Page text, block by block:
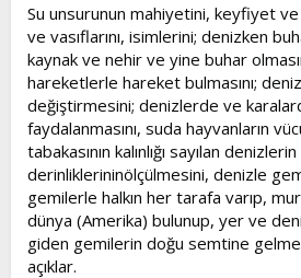
Su unsurunun mahiyetini, keyfiyet ve
ve vasıflarını, isimlerini; denizken
kaynak ve nehir ve yine buhar
hareketlerle hareket bulmasını;
değiştirmesini; denizlerde ve
faydalanmasını, suda hayvanların
tabakasının kalınlığı sayılan denizlerin
derinliklerininölçülmesini, denizle
gemilerle halkın her tarafa varıp,
dünya (Amerika) bulunup, yer ve
giden gemilerin doğu semtine
açıklar.